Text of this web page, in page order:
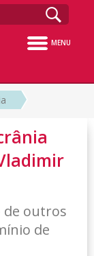
MENU
de outros
de